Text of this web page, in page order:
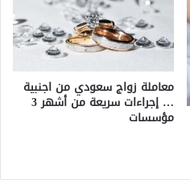
معاملة زواج سعودي من اجنبية
… إجراءات سريعة من أشهر 3
مؤسسات